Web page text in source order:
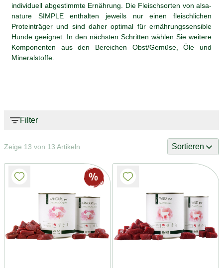
individuell abgestimmte Ernährung. Die Fleischsorten von alsa-
nature SIMPLE enthalten jeweils nur einen fleischlichen
Proteinträger und sind daher optimal für ernährungssensible
Hunde geeignet. In den nächsten Schritten wählen Sie weitere
Komponenten aus den Bereichen Obst/Gemüse, Öle und
Mineralstoffe.
Filter
Zeige 13 von 13 Artikeln Sortieren